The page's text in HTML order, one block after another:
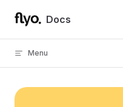
Skip to content
Docs
Menu